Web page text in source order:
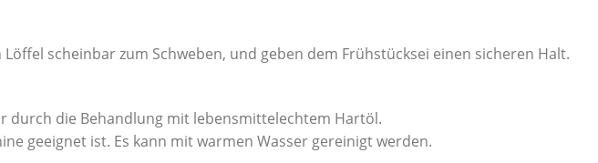
scheinbar zum Schweben, und geben dem Frühstücksei einen sicheren Halt.
durch die Behandlung mit lebensmittelechtem Hartöl.
geeignet ist. Es kann mit warmen Wasser gereinigt werden.